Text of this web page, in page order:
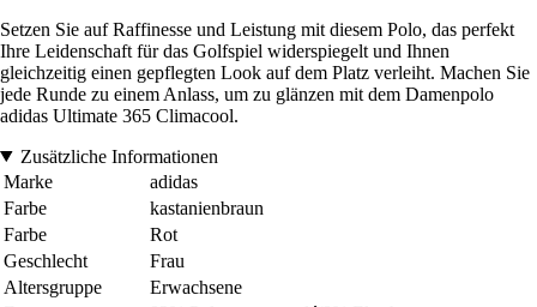
Setzen Sie auf Raffinesse und Leistung mit diesem Polo, das perfekt
Ihre Leidenschaft für das Golfspiel widerspiegelt und Ihnen
gleichzeitig einen gepflegten Look auf dem Platz verleiht. Machen Sie
jede Runde zu einem Anlass, um zu glänzen mit dem Damenpolo
adidas Ultimate 365 Climacool.
Zusätzliche Informationen
Marke
adidas
Farbe
kastanienbraun
Farbe
Rot
Geschlecht
Frau
Altersgruppe
Erwachsene